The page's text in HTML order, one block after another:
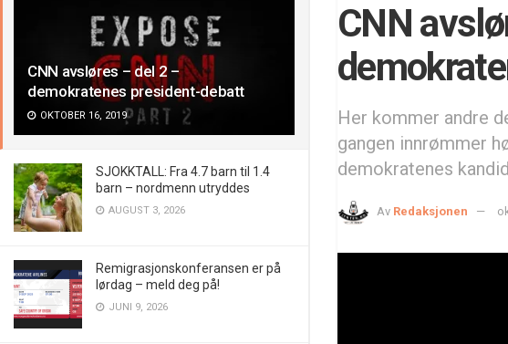
CNN avsløres – del 2 –
demokratenes president-debatt
OKTOBER 16, 2019
SJOKKTALL: Fra 4.7 barn til 1.4
barn – nordmenn utryddes
AUGUST 3, 2026
Remigrasjonskonferansen er på
lørdag – meld deg på!
JUNI 9, 2026
CNN
Her kommer andre
gangen innrømmer
demokratenes
Av Redaksjonen